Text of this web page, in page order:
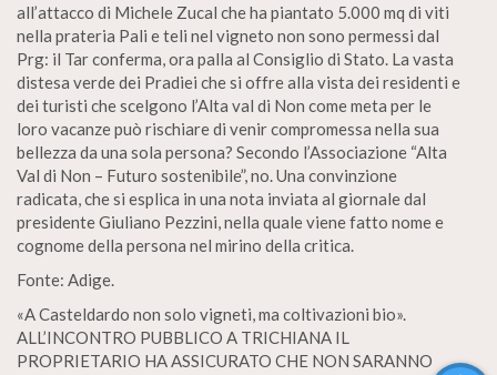
all’attacco di Michele Zucal che ha piantato 5.000 mq di viti
nella prateria Pali e teli nel vigneto non sono permessi dal
Prg: il Tar conferma, ora palla al Consiglio di Stato. La vasta
distesa verde dei Pradiei che si offre alla vista dei residenti e
dei turisti che scelgono l’Alta val di Non come meta per le
loro vacanze può rischiare di venir compromessa nella sua
bellezza da una sola persona? Secondo l’Associazione “Alta
Val di Non – Futuro sostenibile”, no. Una convinzione
radicata, che si esplica in una nota inviata al giornale dal
presidente Giuliano Pezzini, nella quale viene fatto nome e
cognome della persona nel mirino della critica.
Fonte: Adige.
«A Casteldardo non solo vigneti, ma coltivazioni bio».
ALL’INCONTRO PUBBLICO A TRICHIANA IL
PROPRIETARIO HA ASSICURATO CHE NON SARANNO